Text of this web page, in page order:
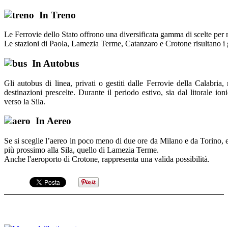
In Treno
Le Ferrovie dello Stato offrono una diversificata gamma di scelte per
Le stazioni di Paola, Lamezia Terme, Catanzaro e Crotone
In Autobus
Gli autobus di linea, privati o gestiti dalle Ferrovie della
destinazioni prescelte. Durante il periodo estivo, sia dal litorale
verso la Sila.
In Aereo
Se si sceglie l’aereo in poco meno di due ore da Milano e da
più prossimo alla Sila, quello di Lamezia Terme.
Anche l'aeroporto di Crotone, rappresenta una valida possibilità.